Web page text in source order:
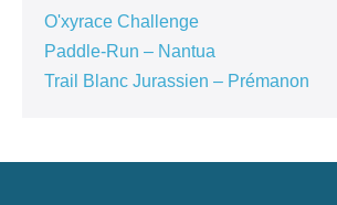
O'xyrace Challenge
Paddle-Run – Nantua
Trail Blanc Jurassien – Prémanon